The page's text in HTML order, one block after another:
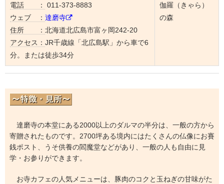
電話 ：
011-373-8883
ウェブ ： 達磨寺
住所 ： 北海道北広島市富ヶ岡242-20
アクセス： JR千歳線「北広島駅」から車で6
分。または徒歩34分
伽羅（きゃら）
の森
達磨寺の本堂にある2000以上のダルマの半分は、一般の方から
寄贈されたものです。2700坪ある境内にはたくさんの仏像にお賽
銭ポスト、うそ供養の閻魔堂などがあり、一般の人も自由に見
学・お参りができます。
お寺カフェの人気メニューは、豚肉のコクと玉ねぎの甘味がた